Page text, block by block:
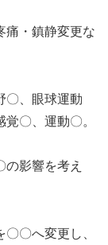
痛・鎮静変更な
〇、眼球運動
〇、運動〇。
影響を考え
〇へ変更し、